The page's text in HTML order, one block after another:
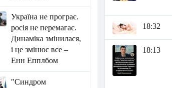
Україна не програє.
росія не перемагає.
Динаміка змінилася,
і це змінює все –
Енн Епплбом
"Синдром
18:32
18:13